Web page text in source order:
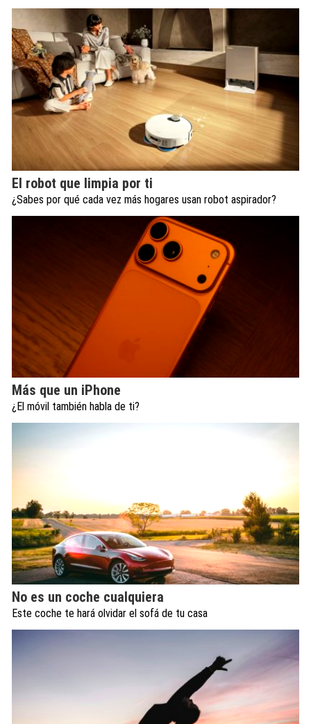
El robot que limpia por ti
¿Sabes por qué cada vez más hogares usan robot aspirador?
Más que un iPhone
¿El móvil también habla de ti?
No es un coche cualquiera
Este coche te hará olvidar el sofá de tu casa